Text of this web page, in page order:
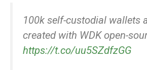
100k self-custodial wallets
created with WDK open-
https://t.co/uu5SZdfzGG